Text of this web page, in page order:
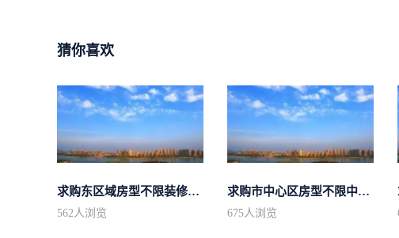
猜你喜欢
求购东区域房型不限装修不限
562人浏览
求购市中心区房型不限中档装修
675人浏览